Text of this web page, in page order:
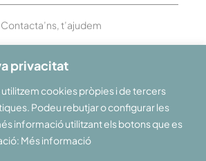
privacitat
utilitzem cookies pròpies i de tercers
Podeu rebutjar o configurar les
informació utilitzant els botons que es
Més informació
Contacta’ns, t’ajudem
al Pirineu i les Terres de Lleida